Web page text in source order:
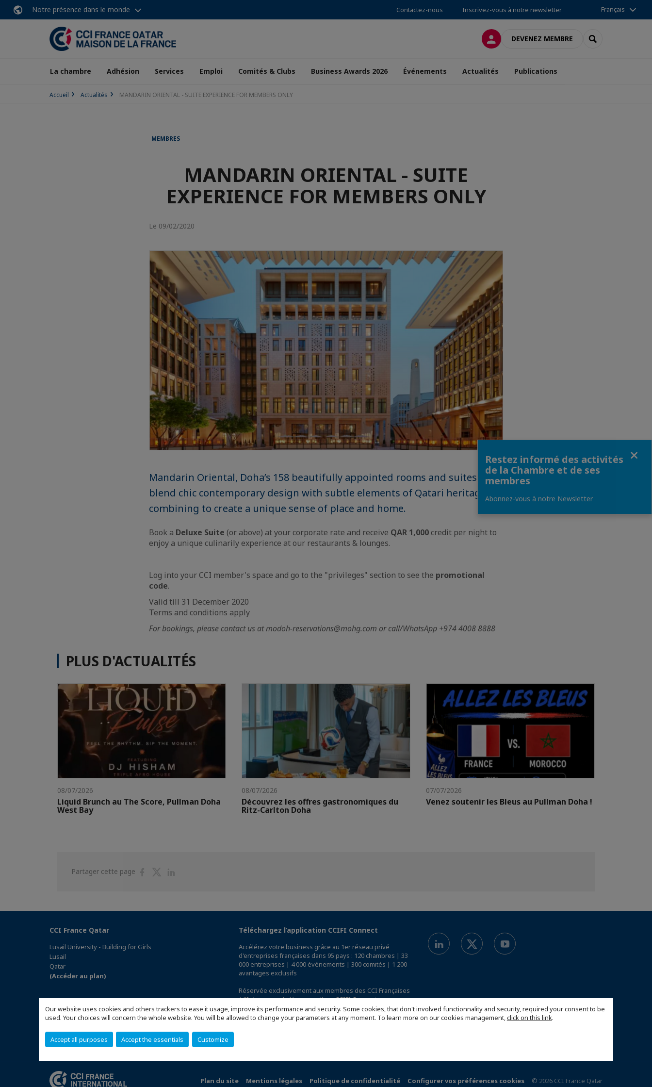
Our website uses cookies and others trackers to ease it usage, improve its performance and security. Some cookies, that don't involved functionnality and security, required your consent to be
used. Your choices will concern the whole website. You will be allowed to change your parameters at any moment. To learn more on our cookies management,click on this link.
Accept all purposes Accept the essentials Customize
Notre présence dans le monde Contactez-nous Inscrivez-vous à notre newsletter Français
CONNEXIONDEVENEZ MEMBRE RECHERCHER
La chambre Adhésion Services Emploi Comités & Clubs Business Awards 2026 Événements Actualités Publications
Accueil Actualités MANDARIN ORIENTAL - SUITE EXPERIENCE FOR MEMBERS ONLY
MEMBRES
MANDARIN ORIENTAL - SUITE
EXPERIENCE FOR MEMBERS ONLY
Le 09/02/2020
Mandarin Oriental, Doha’s 158 beautifully appointed rooms and suites
blend chic contemporary design with subtle elements of Qatari heritage,
combining to create a unique sense of place and home.
Book a Deluxe Suite (or above) at your corporate rate and receive QAR 1,000 credit per night to
enjoy a unique culinarily experience at our restaurants & lounges.
Log into your CCI member's space and go to the "privileges" section to see the promotional
code.
Valid till 31 December 2020
Terms and conditions apply
For bookings, please contact us at modoh-reservations@mohg.com or call/WhatsApp +974 4008 8888
PLUS D'ACTUALITÉS
08/07/2026
Liquid Brunch au The Score, Pullman Doha
West Bay
08/07/2026
Découvrez les offres gastronomiques du
Ritz-Carlton Doha
07/07/2026
Venez soutenir les Bleus au Pullman Doha !
Partager cette page
PartagerPartager
CCI France Qatar
Lusail University - Building for Girls
Lusail
Qatar
(Accéder au plan)
Téléchargez l’application CCIFI Connect
Accélérez votre business grâce au 1er réseau privé
d'entreprises françaises dans 95 pays : 120 chambres | 33
000 entreprises | 4 000 événements | 300 comités | 1 200
avantages exclusifs
Réservée exclusivement aux membres des CCI Françaises
à l'International,découvrez l'app CCIFI Connect.
Plan du site Mentions légales Politique de confidentialité Configurer vos préférences cookies © 2026 CCI France Qatar
Restez informé des activités
de la Chambre et de ses
membres
Abonnez-vous à notre Newsletter